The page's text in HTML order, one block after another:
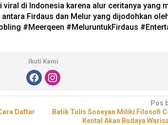
di Indonesia karena alur ceritanya yang
Firdaus dan Melur yang dijodohkan
#Meerqeen #MeluruntukFirdaus
Ikuti Kami
Daftar
Pos
Batik Tulis Soneyan Miliki Filosofi
Kental Akan Budaya